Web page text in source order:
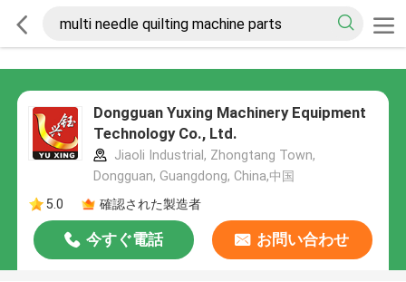
Dongguan Yuxing Machinery Equipment
Technology Co., Ltd.
Jiaoli Industrial, Zhongtang Town,
Dongguan, Guangdong, China,中国
5.0
確認された製造者
今すぐ電話 お問い合わせ